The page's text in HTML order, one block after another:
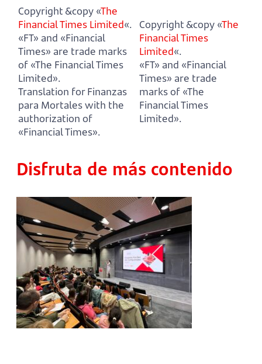
Copyright &copy «The
Financial Times Limited«.
«FT» and «Financial
Times» are trade marks
of «The Financial Times
Limited».
Translation for Finanzas
para Mortales with the
authorization of
«Financial Times».
Copyright &copy «The
Financial Times
Limited«.
«FT» and «Financial
Times» are trade
marks of «The
Financial Times
Limited».
Disfruta de más contenido